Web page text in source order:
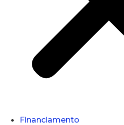
Financiamento